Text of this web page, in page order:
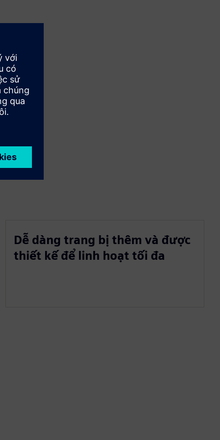
Dễ dàng trang bị thêm và được
thiết kế để linh hoạt tối đa